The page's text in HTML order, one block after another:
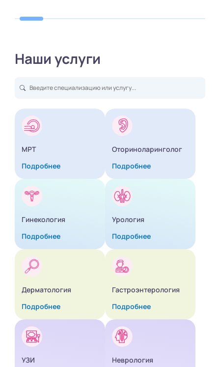
Наши услуги
МРТ
Подробнее
Оториноларинголог
Подробнее
Гинекология
Подробнее
Урология
Подробнее
Дерматология
Подробнее
Гастроэнтерология
Подробнее
УЗИ
Неврология